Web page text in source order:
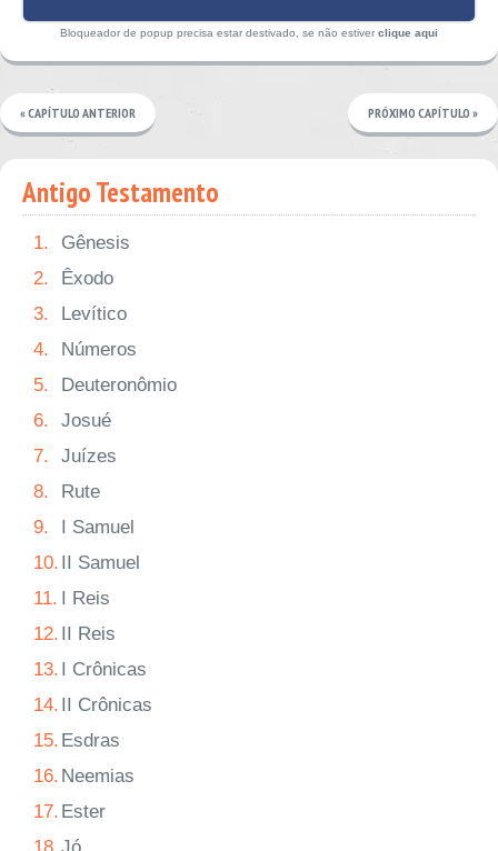
Bloqueador de popup precisa estar destivado, se não estiver clique aqui
« CAPÍTULO ANTERIOR PRÓXIMO CAPÍTULO »
Antigo Testamento
1.
Gênesis
2.
Êxodo
3.
Levítico
4.
Números
5.
Deuteronômio
6.
Josué
7.
Juízes
8.
Rute
9.
I Samuel
10. II Samuel
11. I Reis
12. II Reis
13. I Crônicas
14. II Crônicas
15. Esdras
16. Neemias
17. Ester